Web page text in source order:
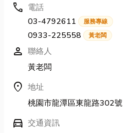
call 電話
03-4792611
服務專線
0933-225558 黃老闆
person 聯絡人
黃老闆
location_on 地址
桃園市龍潭區東龍路302號
directions_car 交通資訊